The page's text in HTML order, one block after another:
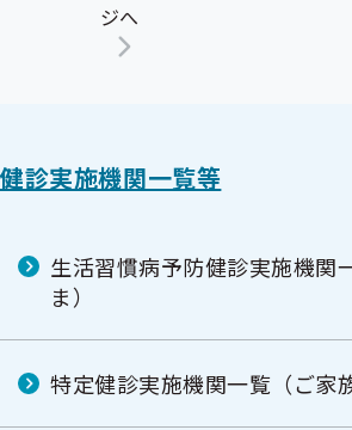
ジへ
健診実施機関一覧等
生活習慣病予防健診実施機関
ま）
特定健診実施機関一覧（ご家